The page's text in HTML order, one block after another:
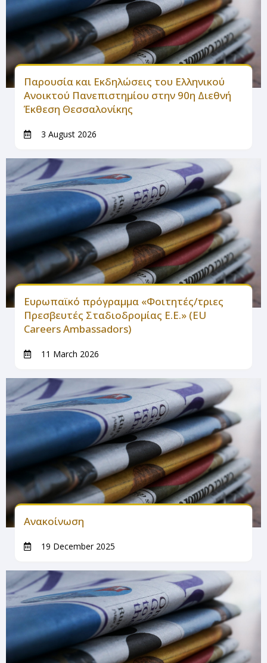
Παρουσία και Εκδηλώσεις του Ελληνικού
Ανοικτού Πανεπιστημίου στην 90η Διεθνή
Έκθεση Θεσσαλονίκης
3 August 2026
Ευρωπαϊκό πρόγραμμα «Φοιτητές/τριες
Πρεσβευτές Σταδιοδρομίας Ε.Ε.» (EU
Careers Ambassadors)
11 March 2026
Ανακοίνωση
19 December 2025